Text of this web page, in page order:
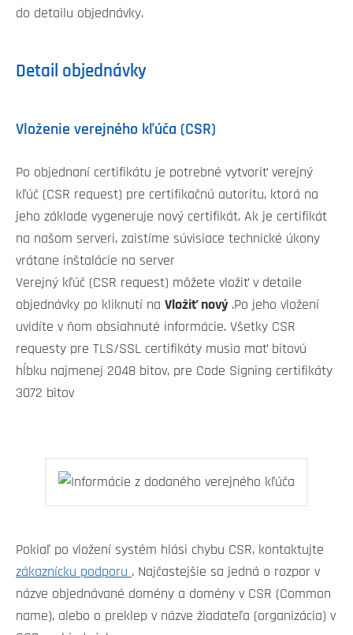
do detailu objednávky.
Detail objednávky
Vloženie verejného kľúča (CSR)
Po objednaní certifikátu je potrebné vytvoriť verejný
kľúč (CSR request) pre certifikačnú autoritu, ktorá na
jeho základe vygeneruje nový certifikát. Ak je certifikát
na našom serveri, zaistíme súvisiace technické úkony
vrátane inštalácie na server
Verejný kľúč (CSR request) môžete vložiť v detaile
objednávky po kliknutí na Vložiť nový .Po jeho vložení
uvidíte v ňom obsiahnuté informácie. Všetky CSR
requesty pre TLS/SSL certifikáty musia mať bitovú
hĺbku najmenej 2048 bitov, pre Code Signing certifikáty
3072 bitov
Pokiaľ po vložení systém hlási chybu CSR, kontaktujte
zákaznícku podporu . Najčastejšie sa jedná o rozpor v
názve objednávané domény a domény v CSR (Common
name), alebo o preklep v názve žiadateľa (organizácia) v